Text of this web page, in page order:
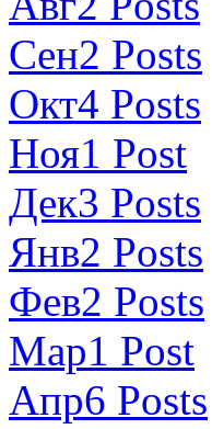
Сен2 Posts
Окт4 Posts
Ноя1 Post
Дек3 Posts
Янв2 Posts
Фев2 Posts
Мар1 Post
Апр6 Posts